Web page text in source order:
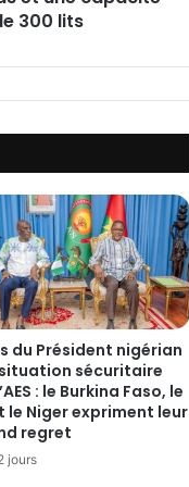
300 lits
du Président nigérian
sécuritaire
: le Burkina Faso, le
le Niger expriment leur
regret
jours